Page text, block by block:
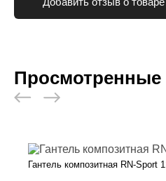
Просмотренные
Гантель композитная RN-Sport